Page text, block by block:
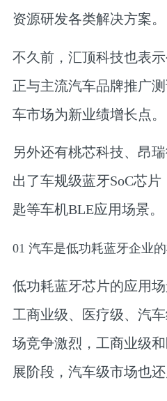
资源研发各类解决方案。
不久前，汇顶科技也表示
正与主流汽车品牌推广
车市场为新业绩增长点。
另外还有桃芯科技、昂
出了车规级蓝牙SoC芯
匙等车机BLE应用场景。
01 汽车是低功耗蓝牙企业
低功耗蓝牙芯片的应用场
工商业级、医疗级、汽
场竞争激烈，工商业级
展阶段，汽车级市场也还